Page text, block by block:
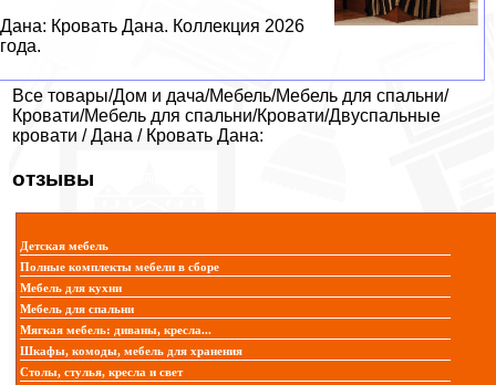
Дана: Кровать Дана. Коллекция 2026
года.
Все товары/Дом и дача/Мебель/Мебель для спальни/
Кровати/Мебель для спальни/Кровати/Двуспальные
кровати / Дана / Кровать Дана:
отзывы
Детская мебель
Полные комплекты мебели в сборе
Мебель для кухни
Мебель для спальни
Мягкая мебель: диваны, кресла...
Шкафы, комоды, мебель для хранения
Столы, стулья, кресла и свет